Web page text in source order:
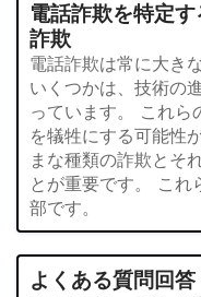
電話詐欺を特定
詐欺
電話詐欺は常に大き
いくつかは、技術の
っています。 これら
を犠牲にする可能性
まな種類の詐欺とそ
とが重要です。 これ
部です。
よくある質問回答